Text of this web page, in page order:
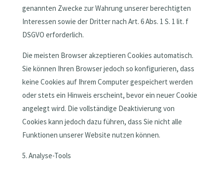
genannten Zwecke zur Wahrung unserer berechtigten
Interessen sowie der Dritter nach Art. 6 Abs. 1 S. 1 lit. f
DSGVO erforderlich.
Die meisten Browser akzeptieren Cookies automatisch.
Sie können Ihren Browser jedoch so konfigurieren, dass
keine Cookies auf Ihrem Computer gespeichert werden
oder stets ein Hinweis erscheint, bevor ein neuer Cookie
angelegt wird. Die vollständige Deaktivierung von
Cookies kann jedoch dazu führen, dass Sie nicht alle
Funktionen unserer Website nutzen können.
5. Analyse-Tools